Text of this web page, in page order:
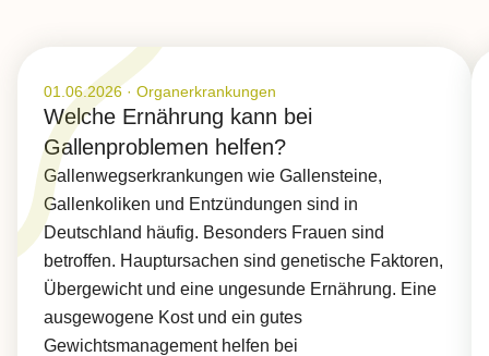
Veröffentlicht am 01.06.2026
01.06.2026 · Organerkrankungen
Welche Ernährung kann bei
Gallenproblemen helfen?
Gallenwegserkrankungen wie Gallensteine,
Gallenkoliken und Entzündungen sind in
Deutschland häufig. Besonders Frauen sind
betroffen. Hauptursachen sind genetische Faktoren,
Übergewicht und eine ungesunde Ernährung. Eine
ausgewogene Kost und ein gutes
Gewichtsmanagement helfen bei